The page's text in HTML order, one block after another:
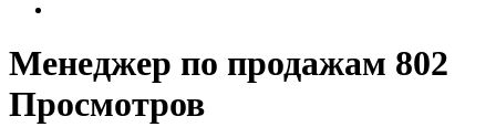
Менеджер по продажам 802
Просмотров